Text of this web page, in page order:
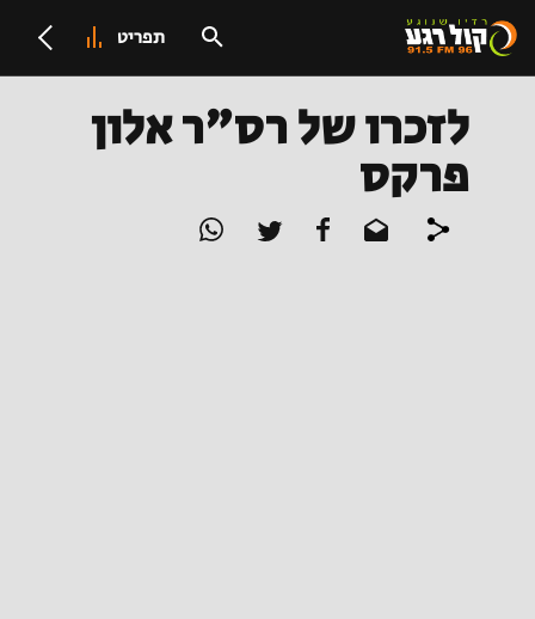
תפריט
לזכרו של רס"ר אלון
פרקס